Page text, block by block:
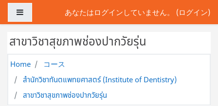
メインコンテンツへスキップする
サイドパネルあなたはログインしていません。 (ログイン)
สาขาวิชาสุขภาพช่องปากวัยรุ่น
Home
コース
สำนักวิชาทันตแพทยศาสตร์ (Institute of Dentistry)
สาขาวิชาสุขภาพช่องปากวัยรุ่น